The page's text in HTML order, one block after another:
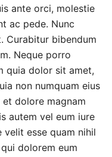
ante orci, molestie
ac pede. Nunc
Curabitur bibendum
Neque porro
quia dolor sit amet,
non numquam eius
dolore magnam
autem vel eum iure
esse quam nihil
dolorem eum